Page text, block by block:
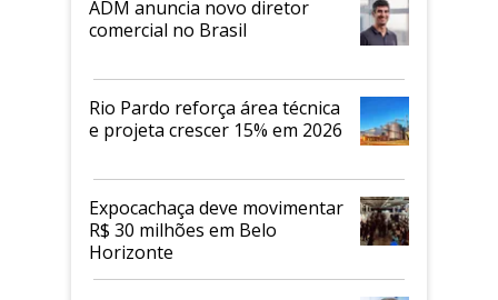
ADM anuncia novo diretor
comercial no Brasil
Rio Pardo reforça área técnica
e projeta crescer 15% em 2026
Expocachaça deve movimentar
R$ 30 milhões em Belo
Horizonte